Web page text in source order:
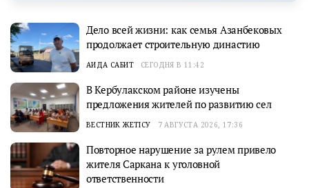
Дело всей жизни: как семья Азанбековых
продолжает строительную династию
АИДА САБИТ СЕГОДНЯ В 11:42
В Кербулакском районе изучены
предложения жителей по развитию сел
ВЕСТНИК ЖЕТІСУ 7 АВГУСТА 2026, 17:36
Повторное нарушение за рулем привело
жителя Саркана к уголовной
ответственности